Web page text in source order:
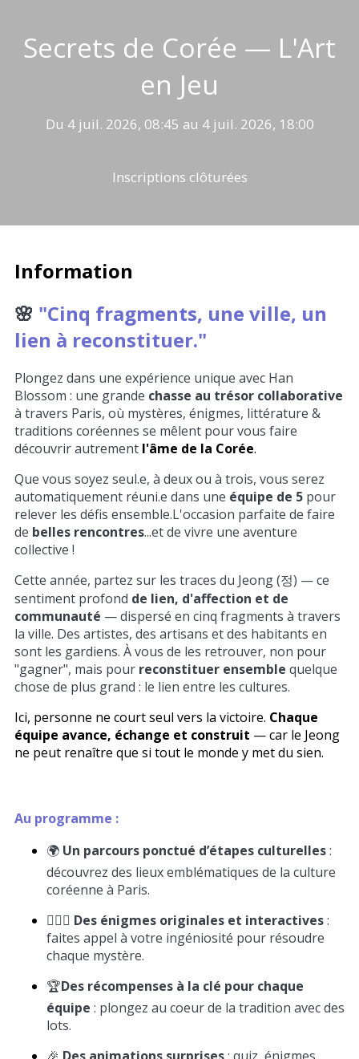
Secrets de Corée — L'Art
en Jeu
Du 4 juil. 2026, 08:45 au 4 juil. 2026, 18:00
Inscriptions clôturées
Information
🌸 "Cinq fragments, une ville, un
lien à reconstituer."
Plongez dans une expérience unique avec Han
Blossom : une grande chasse au trésor collaborative
à travers Paris, où mystères, énigmes, littérature &
traditions coréennes se mêlent pour vous faire
découvrir autrement l'âme de la Corée.
Que vous soyez seul.e, à deux ou à trois, vous serez
automatiquement réuni.e dans une équipe de 5 pour
relever les défis ensemble.L'occasion parfaite de faire
de belles rencontres...et de vivre une aventure
collective !
Cette année, partez sur les traces du Jeong (정) — ce
sentiment profond de lien, d'affection et de
communauté — dispersé en cinq fragments à travers
la ville. Des artistes, des artisans et des habitants en
sont les gardiens. À vous de les retrouver, non pour
"gagner", mais pour reconstituer ensemble quelque
chose de plus grand : le lien entre les cultures.
Ici, personne ne court seul vers la victoire. Chaque
équipe avance, échange et construit — car le Jeong
ne peut renaître que si tout le monde y met du sien.
Au programme :
🌍 Un parcours ponctué d’étapes culturelles:
découvrez des lieux emblématiques de la culture
coréenne à Paris.
🕵🏼‍♀️ Des énigmes originales et interactives:
faites appel à votre ingéniosité pour résoudre
chaque mystère.
🏆Des récompenses à la clé pour chaque
équipe : plongez au coeur de la tradition avec des
lots.